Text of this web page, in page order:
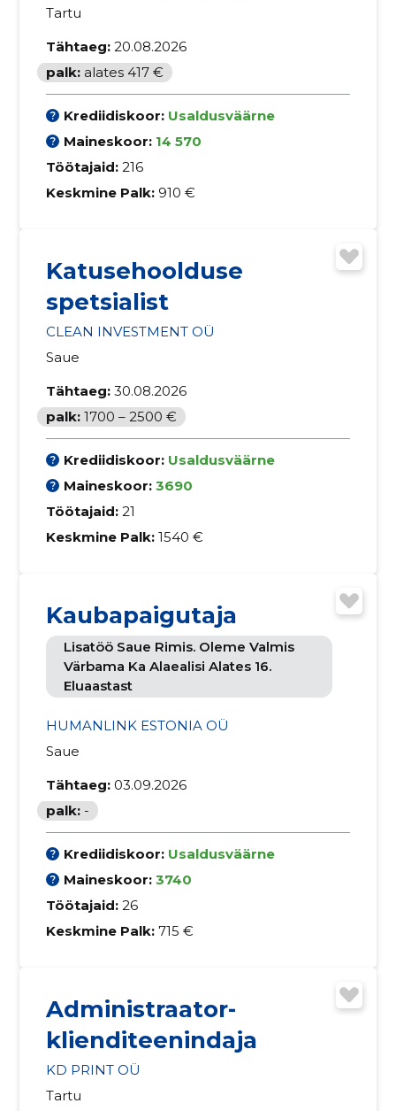
Tartu
Tähtaeg: 20.08.2026
palk: alates 417 €
Krediidiskoor: Usaldusväärne
Maineskoor: 14 570
Töötajaid: 216
Keskmine Palk: 910 €
Katusehoolduse
spetsialist
CLEAN INVESTMENT OÜ
Saue
Tähtaeg: 30.08.2026
palk: 1700 – 2500 €
Krediidiskoor: Usaldusväärne
Maineskoor: 3690
Töötajaid: 21
Keskmine Palk: 1540 €
Kaubapaigutaja
Lisatöö Saue Rimis. Oleme Valmis
Värbama Ka Alaealisi Alates 16.
Eluaastast
HUMANLINK ESTONIA OÜ
Saue
Tähtaeg: 03.09.2026
palk: -
Krediidiskoor: Usaldusväärne
Maineskoor: 3740
Töötajaid: 26
Keskmine Palk: 715 €
Administraator-
klienditeenindaja
KD PRINT OÜ
Tartu